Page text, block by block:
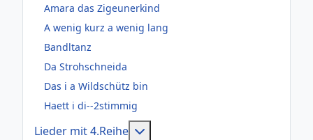
Amara das Zigeunerkind
A wenig kurz a wenig lang
Bandltanz
Da Strohschneida
Das i a Wildschütz bin
Haett i di--2stimmig
Lieder mit 4.Reihe